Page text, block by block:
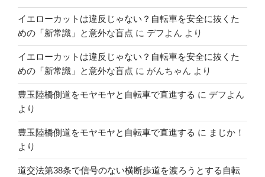
イエローカットは違反じゃない？自転車を安全に抜くた
めの「新常識」と意外な盲点 に デフよん より
イエローカットは違反じゃない？自転車を安全に抜くた
めの「新常識」と意外な盲点 に がんちゃん より
豊玉陸橋側道をモヤモヤと自転車で直進する に デフよん
より
豊玉陸橋側道をモヤモヤと自転車で直進する に まじか！
より
道交法第38条で信号のない横断歩道を渡ろうとする自転